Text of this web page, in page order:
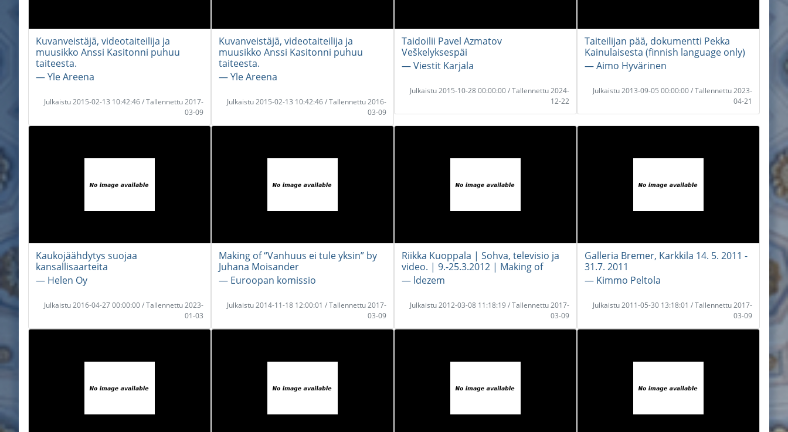
Kuvanveistäjä, videotaiteilija ja
muusikko Anssi Kasitonni puhuu
taiteesta.
― Yle Areena
Julkaistu 2015-02-13 10:42:46 / Tallennettu 2017-
03-09
Kuvanveistäjä, videotaiteilija ja
muusikko Anssi Kasitonni puhuu
taiteesta.
― Yle Areena
Julkaistu 2015-02-13 10:42:46 / Tallennettu 2016-
03-09
Taidoilii Pavel Azmatov
Veškelyksespäi
― Viestit Karjala
Julkaistu 2015-10-28 00:00:00 / Tallennettu 2024-
12-22
Taiteilijan pää, dokumentti Pekka
Kainulaisesta (finnish language only)
― Aimo Hyvärinen
Julkaistu 2013-09-05 00:00:00 / Tallennettu 2023-
04-21
Kaukojäähdytys suojaa
kansallisaarteita
― Helen Oy
Julkaistu 2016-04-27 00:00:00 / Tallennettu 2023-
01-03
Making of “Vanhuus ei tule yksin” by
Juhana Moisander
― Euroopan komissio
Julkaistu 2014-11-18 12:00:01 / Tallennettu 2017-
03-09
Riikka Kuoppala | Sohva, televisio ja
video. | 9.-25.3.2012 | Making of
― ldezem
Julkaistu 2012-03-08 11:18:19 / Tallennettu 2017-
03-09
Galleria Bremer, Karkkila 14. 5. 2011 -
31.7. 2011
― Kimmo Peltola
Julkaistu 2011-05-30 13:18:01 / Tallennettu 2017-
03-09